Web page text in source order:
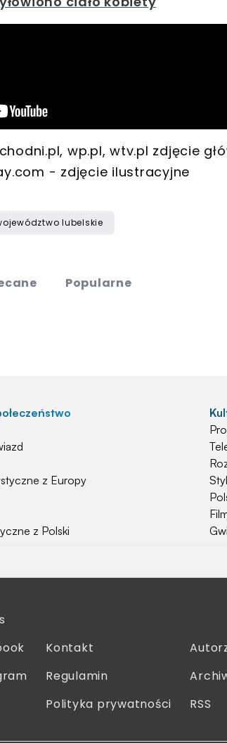
wp.pl, wtv.pl zdjęcie
- zdjęcie ilustracyjne
lubelskie
Popularne
z Europy
z Polski
Kontakt
Regulamin
Polityka prywatności
RSS